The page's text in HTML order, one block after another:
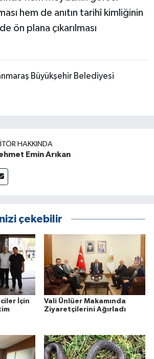
hem de anıtın tarihî kimliğinin
ön plana çıkarılması
Büyükşehir Belediyesi
HAKKINDA
Emin Arıkan
çekebilir
İçin
Vali Ünlüer Makamında
Ziyaretçilerini Ağırladı